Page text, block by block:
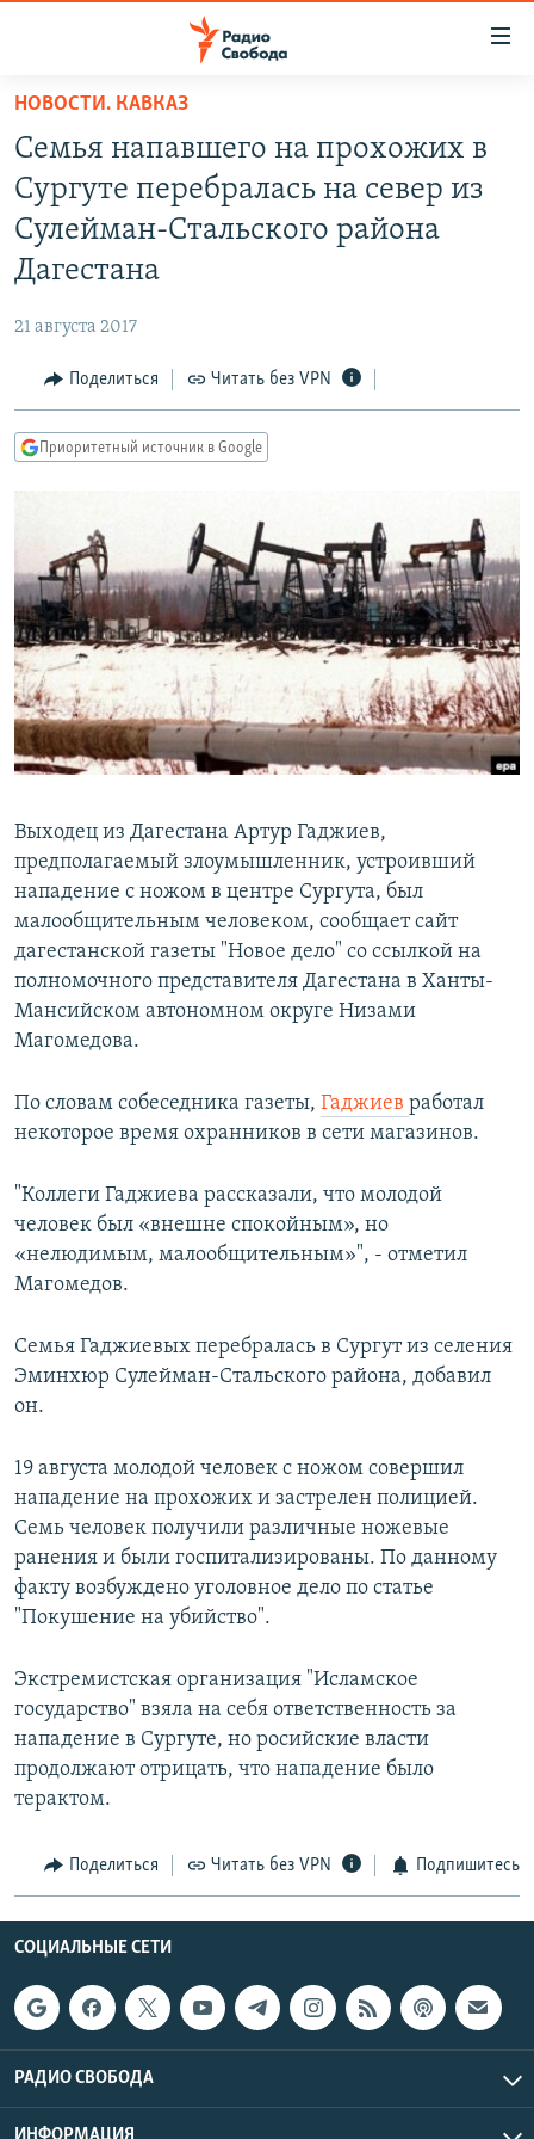
упрощенного
доступа
Вернуться
основному
содержанию
навигации
Вернутся
АВТОРСКИЕ ПРОЕКТЫ
ЦИТАТЫ СВОБОДЫ
КУЛЬТУРА
IDEL.РЕАЛИИ
КАВКАЗ.РЕАЛИИ
РАСПИСАНИЕ ВЕЩАНИЯ
ПОДПИШИТЕСЬ НА РАССЫЛКУ
СОЦИАЛЬНЫЕ СЕТИ
Все сайты РСЕ/РС
НОВОСТИ. КАВКАЗ
Семья напавшего на прохожих в
Сургуте перебралась на север из
Сулейман-Стальского района
Дагестана
21 августа 2017
Поделиться Читать без VPN
Приоритетный источник в Google
Выходец из Дагестана Артур Гаджиев,
предполагаемый злоумышленник, устроивший
нападение с ножом в центре Сургута, был
малообщительным человеком, сообщает сайт
дагестанской газеты "Новое дело" со ссылкой на
полномочного представителя Дагестана в Ханты-
Мансийском автономном округе Низами
Магомедова.
По словам собеседника газеты, Гаджиев работал
некоторое время охранников в сети магазинов.
"Коллеги Гаджиева рассказали, что молодой
человек был «внешне спокойным», но
«нелюдимым, малообщительным»", - отметил
Магомедов.
Семья Гаджиевых перебралась в Сургут из селения
Эминхюр Сулейман-Стальского района, добавил
он.
19 августа молодой человек с ножом совершил
нападение на прохожих и застрелен полицией.
Семь человек получили различные ножевые
ранения и были госпитализированы. По данному
факту возбуждено уголовное дело по статье
"Покушение на убийство".
Экстремистская организация "Исламское
государство" взяла на себя ответственность за
нападение в Сургуте, но росийские власти
продолжают отрицать, что нападение было
терактом.
Поделиться Читать без VPN Подпишитесь
СОЦИАЛЬНЫЕ СЕТИ
РАДИО СВОБОДА